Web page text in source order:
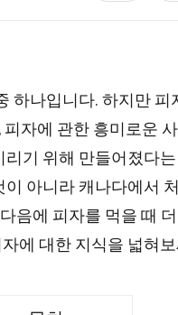
하나입니다. 하지만
피자에 관한 흥미로운
기 위해 만들어졌다
아니라 캐나다에서
음에 피자를 먹을 때
에 대한 지식을 넓혀